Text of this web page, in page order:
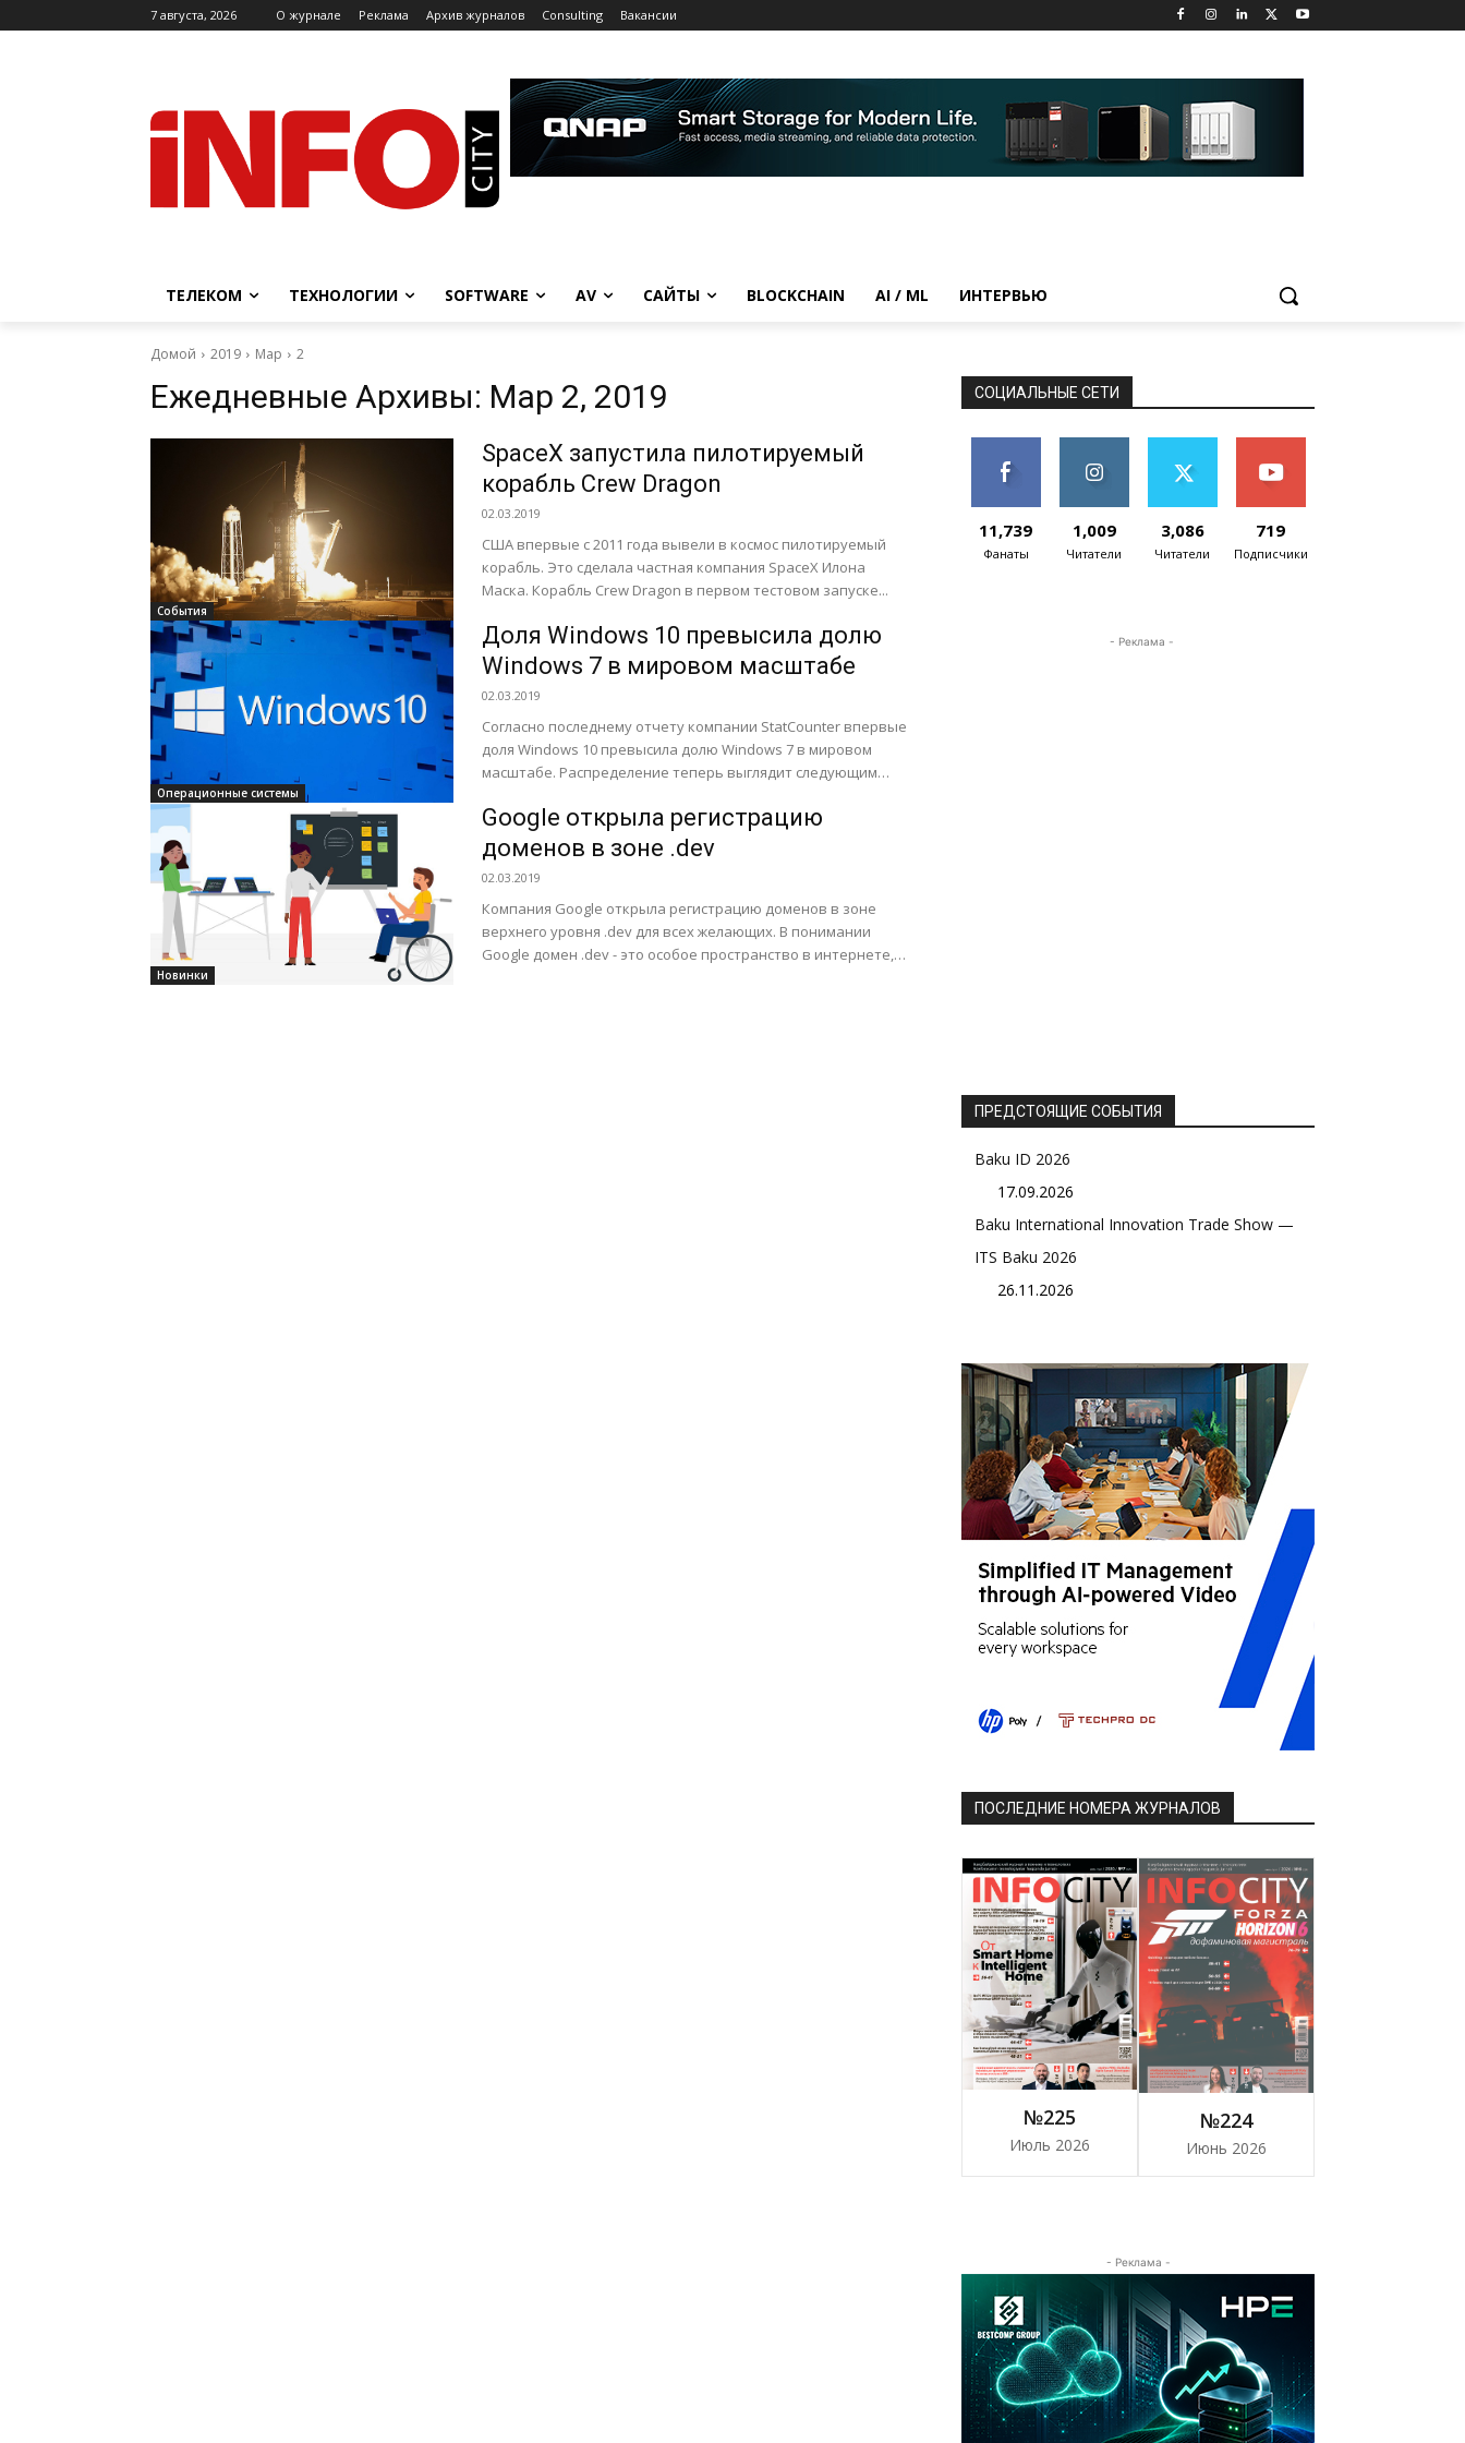
7 августа, 2026 O журнале Реклама Архив журналов Consulting Вакансии
ТЕЛЕКОМ ТЕХНОЛОГИИ SOFTWARE AV САЙТЫ BLOCKCHAIN AI / ML ИНТЕРВЬЮ
Домой 2019 Мар 2
Ежедневные Архивы: Мар 2, 2019
События
SpaceX запустила пилотируемый
корабль Crew Dragon
02.03.2019
США впервые с 2011 года вывели в коcмос пилотируемый
корабль. Это сделала частная компания SpaceX Илона
Маска. Корабль Crew Dragon в первом тестовом запуске...
Операционные системы
Доля Windows 10 превысила долю
Windows 7 в мировом масштабе
02.03.2019
Согласно последнему отчету компании StatCounter впервые
доля Windows 10 превысила долю Windows 7 в мировом
масштабе. Распределение теперь выглядит следующим
Новинки
Google открыла регистрацию
доменов в зоне .dev
02.03.2019
Компания Google открыла регистрацию доменов в зоне
верхнего уровня .dev для всех желающих. В понимании
Google домен .dev - это особое пространство в интернете,
СОЦИАЛЬНЫЕ СЕТИ
11,739
Фанаты
1,009
Читатели
3,086
Читатели
719
Подписчики
- Реклама -
ПРЕДСТОЯЩИЕ СОБЫТИЯ
Baku ID 2026
17.09.2026
Baku International Innovation Trade Show —
ITS Baku 2026
26.11.2026
ПОСЛЕДНИЕ НОМЕРА ЖУРНАЛОВ
№225
Июль 2026
№224
Июнь 2026
- Реклама -